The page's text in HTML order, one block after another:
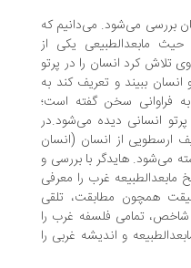
می‌شود. می‌دانیم که
یکی از
انسان را در پرتو
ببیند و تعریف کند به
سخن گفته است؛
دیده می‌شود.در
از انسان (انسان
هایدگر با بررسی و
غرب را معرفی
مطابقت، تلقی
فلسفه غرب را
و اندیشه غربی را